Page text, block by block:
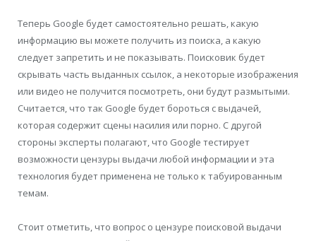
Теперь Google будет самостоятельно решать, какую
информацию вы можете получить из поиска, а какую
следует запретить и не показывать. Поисковик будет
скрывать часть выданных ссылок, а некоторые изображения
или видео не получится посмотреть, они будут размытыми.
Считается, что так Google будет бороться с выдачей,
которая содержит сцены насилия или порно. С другой
стороны эксперты полагают, что Google тестирует
возможности цензуры выдачи любой информации и эта
технология будет применена не только к табуированным
темам.
Стоит отметить, что вопрос о цензуре поисковой выдачи